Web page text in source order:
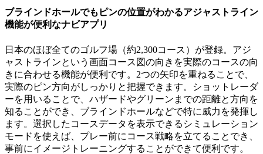
ブラインドホールでもピンの位置がわかるアジャストライン
機能が便利なナビアプリ
日本のほぼ全てのゴルフ場（約2,300コース）が登録。アジ
ャストラインという画面コース図の向きを実際のコースの向
きに合わせる機能が便利です。2つの矢印を重ねることで、
実際のピン方向がしっかりと把握できます。ショットレーダ
ーを用いることで、ハザードやグリーンまでの距離と方向を
知ることができ、ブラインドホールなどで特に威力を発揮し
ます。選択したコースデータを表示できるシミュレーション
モードを使えば、プレー前にコース戦略を立てることでき、
事前にイメージトレーニングすることができて便利です。